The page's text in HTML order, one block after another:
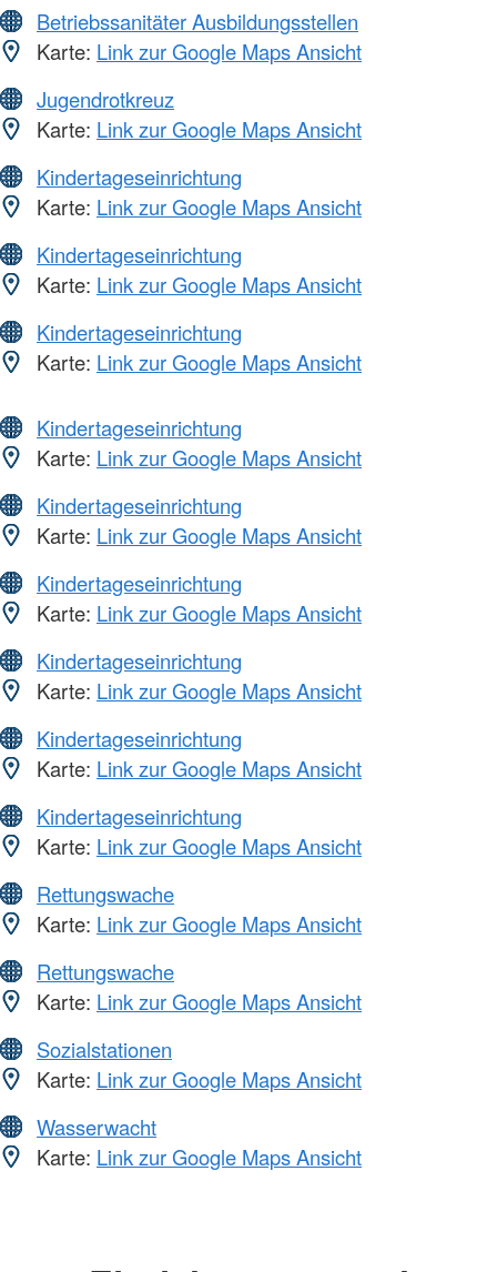
Betriebssanitäter Ausbildungsstellen
Karte: Link zur Google Maps Ansicht
Jugendrotkreuz
Karte: Link zur Google Maps Ansicht
Kindertageseinrichtung
Karte: Link zur Google Maps Ansicht
Kindertageseinrichtung
Karte: Link zur Google Maps Ansicht
Kindertageseinrichtung
Karte: Link zur Google Maps Ansicht
Kindertageseinrichtung
Karte: Link zur Google Maps Ansicht
Kindertageseinrichtung
Karte: Link zur Google Maps Ansicht
Kindertageseinrichtung
Karte: Link zur Google Maps Ansicht
Kindertageseinrichtung
Karte: Link zur Google Maps Ansicht
Kindertageseinrichtung
Karte: Link zur Google Maps Ansicht
Kindertageseinrichtung
Karte: Link zur Google Maps Ansicht
Rettungswache
Karte: Link zur Google Maps Ansicht
Rettungswache
Karte: Link zur Google Maps Ansicht
Sozialstationen
Karte: Link zur Google Maps Ansicht
Wasserwacht
Karte: Link zur Google Maps Ansicht